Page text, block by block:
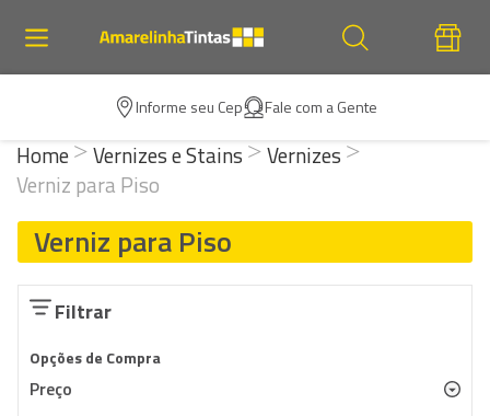
Informe seu Cep Fale com a Gente
Home Vernizes e Stains
Vernizes
Verniz para Piso
Verniz para Piso
Filtrar
Opções de Compra
Preço